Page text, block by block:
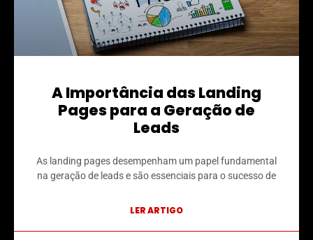
A Importância das Landing
Pages para a Geração de
Leads
As landing pages desempenham um papel fundamental
na geração de leads e são essenciais para o sucesso de
LER ARTIGO